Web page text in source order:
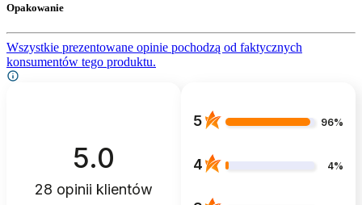
Opakowanie
Wszystkie prezentowane opinie pochodzą od faktycznych
konsumentów tego produktu.
5.0
28 opinii klientów
5 96%
4 4%